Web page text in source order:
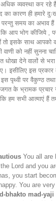
व्यवस्था कर रहे
कारण ही हमारे
समय का अभाव
आप भोग कीजिये ,
इसके साथ आपको
को नहीं सुनना
देने वालों से भरा
इस
पृथ्वी पर वैकुण्ठ
भ्रामक प्रचार
हम सभी आत्माएं हैं
You all are
Lord and you
you start
You are
bhakto mad-